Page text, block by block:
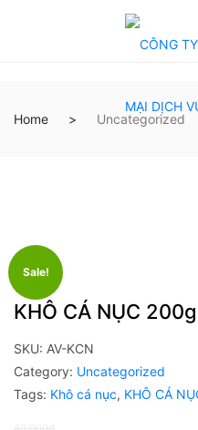
Home Uncategorized
Sale!
KHÔ CÁ NỤC 200g
SKU: AV-KCN
Category: Uncategorized
Tags: Khô cá nục, KHÔ CÁ